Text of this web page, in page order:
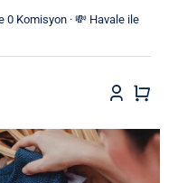
0 Komisyon · 💸 Havale ile